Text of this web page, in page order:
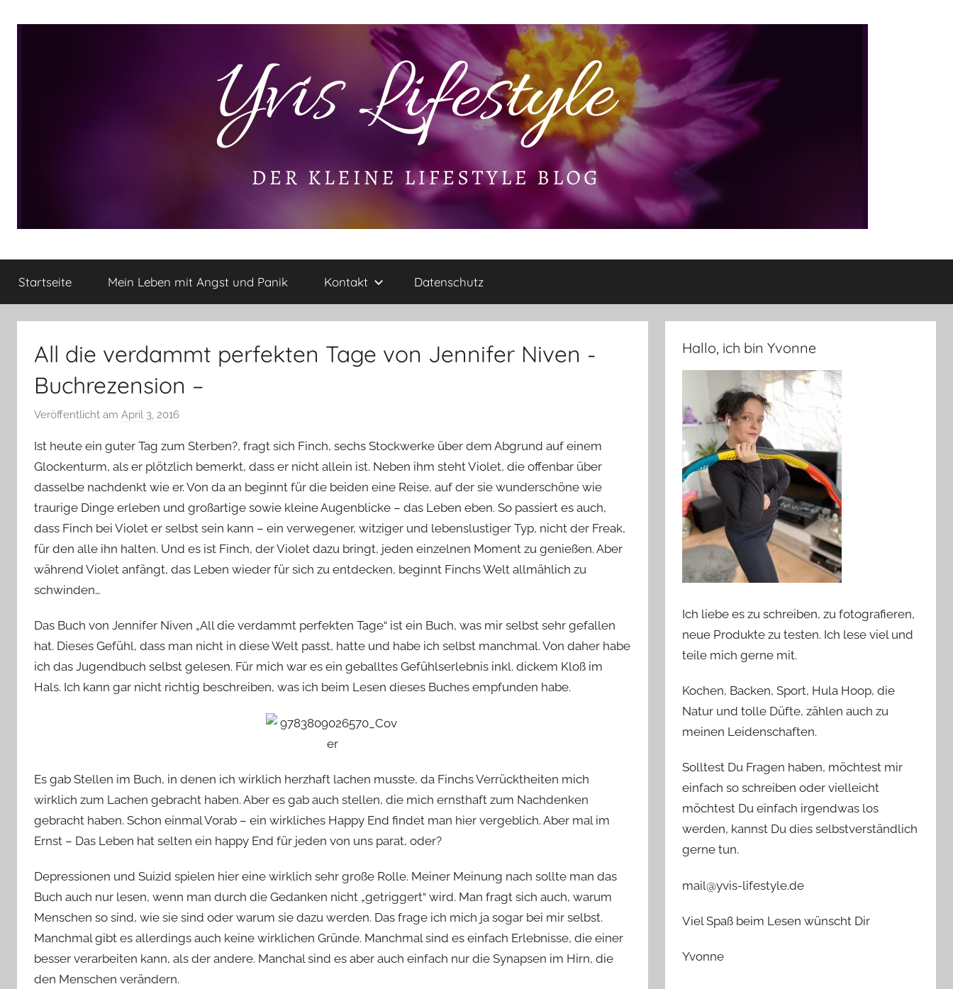
Yvis
Lifestyle
kleine
Lifestyle
Rezensionen,
vieles
Startseite Mein Leben mit Angst und Panik Kontakt Datenschutz
All die verdammt perfekten Tage von Jennifer Niven -
Buchrezension –
Veröffentlicht am April 3, 2016
n
Y
v
o
n
n
Ist heute ein guter Tag zum Sterben?, fragt sich Finch, sechs Stockwerke über dem Abgrund auf einem
Glockenturm, als er plötzlich bemerkt, dass er nicht allein ist. Neben ihm steht Violet, die offenbar über
dasselbe nachdenkt wie er. Von da an beginnt für die beiden eine Reise, auf der sie wunderschöne wie
traurige Dinge erleben und großartige sowie kleine Augenblicke – das Leben eben. So passiert es auch,
dass Finch bei Violet er selbst sein kann – ein verwegener, witziger und lebenslustiger Typ, nicht der Freak,
für den alle ihn halten. Und es ist Finch, der Violet dazu bringt, jeden einzelnen Moment zu genießen. Aber
während Violet anfängt, das Leben wieder für sich zu entdecken, beginnt Finchs Welt allmählich zu
schwinden…
Das Buch von Jennifer Niven „All die verdammt perfekten Tage“ ist ein Buch, was mir selbst sehr gefallen
hat. Dieses Gefühl, dass man nicht in diese Welt passt, hatte und habe ich selbst manchmal. Von daher habe
ich das Jugendbuch selbst gelesen. Für mich war es ein geballtes Gefühlserlebnis inkl. dickem Kloß im
Hals. Ich kann gar nicht richtig beschreiben, was ich beim Lesen dieses Buches empfunden habe.
Es gab Stellen im Buch, in denen ich wirklich herzhaft lachen musste, da Finchs Verrücktheiten mich
wirklich zum Lachen gebracht haben. Aber es gab auch stellen, die mich ernsthaft zum Nachdenken
gebracht haben. Schon einmal Vorab – ein wirkliches Happy End findet man hier vergeblich. Aber mal im
Ernst – Das Leben hat selten ein happy End für jeden von uns parat, oder?
Depressionen und Suizid spielen hier eine wirklich sehr große Rolle. Meiner Meinung nach sollte man das
Buch auch nur lesen, wenn man durch die Gedanken nicht „getriggert“ wird. Man fragt sich auch, warum
Menschen so sind, wie sie sind oder warum sie dazu werden. Das frage ich mich ja sogar bei mir selbst.
Manchmal gibt es allerdings auch keine wirklichen Gründe. Manchmal sind es einfach Erlebnisse, die einer
besser verarbeiten kann, als der andere. Manchal sind es aber auch einfach nur die Synapsen im Hirn, die
den Menschen verändern.
Hallo, ich bin Yvonne
Ich liebe es zu schreiben, zu fotografieren,
neue Produkte zu testen. Ich lese viel und
teile mich gerne mit.
Kochen, Backen, Sport, Hula Hoop, die
Natur und tolle Düfte, zählen auch zu
meinen Leidenschaften.
Solltest Du Fragen haben, möchtest mir
einfach so schreiben oder vielleicht
möchtest Du einfach irgendwas los
werden, kannst Du dies selbstverständlich
gerne tun.
mail@yvis-lifestyle.de
Viel Spaß beim Lesen wünscht Dir
Yvonne